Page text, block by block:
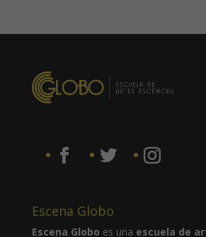
Escena Globo
Escena Globo es una escuela de